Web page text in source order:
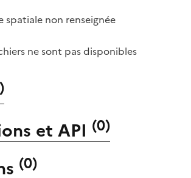
spatiale non renseignée
ne sont pas disponibles
)
et API (0)
(0)